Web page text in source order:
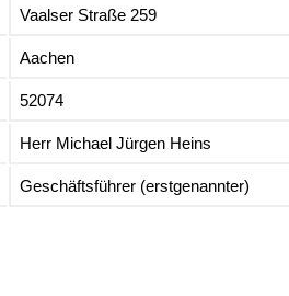
Vaalser Straße 259
Aachen
52074
Herr Michael Jürgen Heins
Geschäftsführer (erstgenannter)